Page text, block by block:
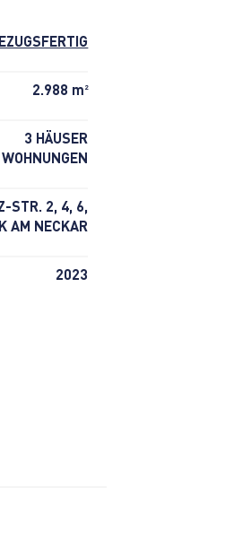
2.988 m 2
3 HÄUSER
STR. 2, 4, 6,
AM NECKAR
2023